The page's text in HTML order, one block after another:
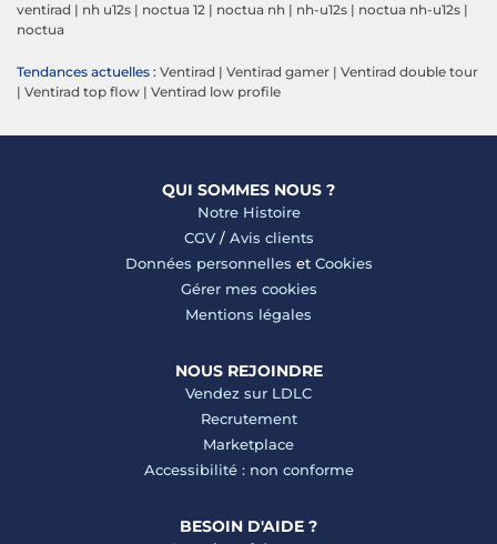
ventirad | nh u12s | noctua 12 | noctua nh | nh-u12s | noctua nh-u12s |
noctua
Tendances actuelles : Ventirad | Ventirad gamer | Ventirad double tour
| Ventirad top flow | Ventirad low profile
QUI SOMMES NOUS ?
Notre Histoire
CGV/ Avis clients
Données personnelles et Cookies
Gérer mes cookies
Mentions légales
NOUS REJOINDRE
Vendez sur LDLC
Recrutement
Marketplace
Accessibilité : non conforme
BESOIN D'AIDE ?